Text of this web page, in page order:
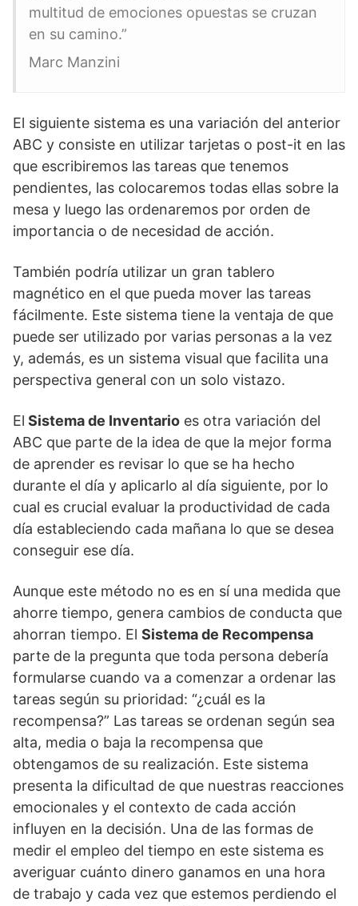
multitud de emociones opuestas se cruzan
en su camino.”
Marc Manzini
El siguiente sistema es una variación del anterior
ABC y consiste en utilizar tarjetas o post-it en las
que escribiremos las tareas que tenemos
pendientes, las colocaremos todas ellas sobre la
mesa y luego las ordenaremos por orden de
importancia o de necesidad de acción.
También podría utilizar un gran tablero
magnético en el que pueda mover las tareas
fácilmente. Este sistema tiene la ventaja de que
puede ser utilizado por varias personas a la vez
y, además, es un sistema visual que facilita una
perspectiva general con un solo vistazo.
El Sistema de Inventario es otra variación del
ABC que parte de la idea de que la mejor forma
de aprender es revisar lo que se ha hecho
durante el día y aplicarlo al día siguiente, por lo
cual es crucial evaluar la productividad de cada
día estableciendo cada mañana lo que se desea
conseguir ese día.
Aunque este método no es en sí una medida que
ahorre tiempo, genera cambios de conducta que
ahorran tiempo. El Sistema de Recompensa
parte de la pregunta que toda persona debería
formularse cuando va a comenzar a ordenar las
tareas según su prioridad: “¿cuál es la
recompensa?” Las tareas se ordenan según sea
alta, media o baja la recompensa que
obtengamos de su realización. Este sistema
presenta la dificultad de que nuestras reacciones
emocionales y el contexto de cada acción
influyen en la decisión. Una de las formas de
medir el empleo del tiempo en este sistema es
averiguar cuánto dinero ganamos en una hora
de trabajo y cada vez que estemos perdiendo el